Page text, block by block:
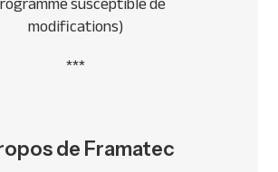
modifications)
***
de Framatec